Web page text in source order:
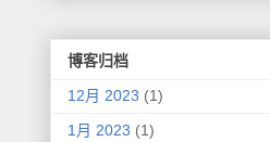
博客归档
12月 2023 (1)
1月 2023 (1)